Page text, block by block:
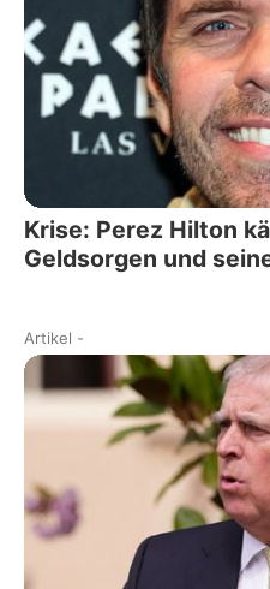
Krise: Perez Hilton
Geldsorgen und
Artikel -